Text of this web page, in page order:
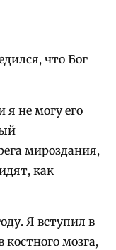
что Бог
я не могу его
мироздания,
как
Я вступил в
мозга,